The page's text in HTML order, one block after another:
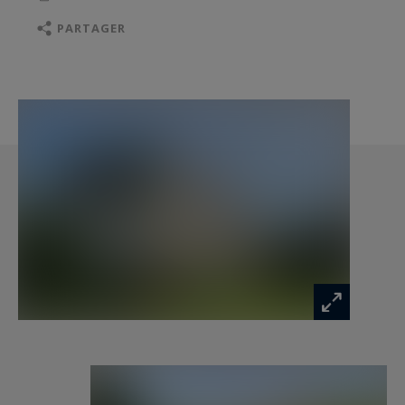
En prolongation du château et dans le même
également la possibilité de création de chambres
La localisation est idéale pour les amateurs de
calme, de verdure et d'histoire, à 45 min. de la
PARTAGER